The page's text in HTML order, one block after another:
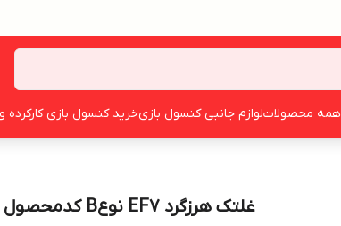
همه محصولاتلوازم جانبی کنسول بازیخرید کنسول بازی
غلتک هرزگرد EF7 نوعB کدمحصول 1160103899